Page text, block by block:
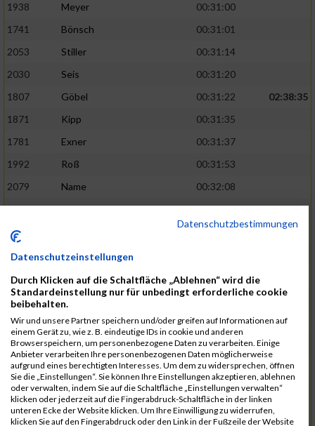
1938
Meyer
00:31:00
1741
Bönsch
00:31:01
2053
Stiller
00:31:14
2030
Seis
00:31:20
1807
Göbel 00:31:22
02:38:35
1871
Kipp
00:31:35
1781
Exner
00:31:37
1992
Roß
00:31:53
2079
Name
00:32:08
1893
Kreuzberg 00:32:09
02:41:38
1905
00:32:13
2120
Fink
1787
Friedrich
00:32:27
1794
Gamisch
00:32:27
2046
Sorger 00:32:30
02:42:48
2047
Sorger
00:32:30
2051
Stephan
00:32:31
2065
Thome
00:32:35
1719
Barth 00:32:42
Datenschutzbestimmungen
Datenschutzeinstellungen
Durch Klicken auf die Schaltfläche „Ablehnen“ wird die
Standardeinstellung nur für unbedingt erforderliche cookie
beibehalten.
Wir und unsere Partner speichern und/oder greifen auf Informationen auf
einem Gerät zu, wie z. B. eindeutige IDs in cookie und anderen
Browserspeichern, um personenbezogene Daten zu verarbeiten. Einige
Anbieter verarbeiten Ihre personenbezogenen Daten möglicherweise
aufgrund eines berechtigten Interesses. Um dem zu widersprechen, öffnen
Sie die „Einstellungen“. Sie können Ihre Einstellungen akzeptieren, ablehnen
oder verwalten, indem Sie auf die Schaltfläche „Einstellungen verwalten“
klicken oder jederzeit auf die Fingerabdruck-Schaltfläche in der linken
unteren Ecke der Website klicken. Um Ihre Einwilligung zu widerrufen,
klicken Sie auf den Fingerabdruck oder den Link in der Fußzeile der Website